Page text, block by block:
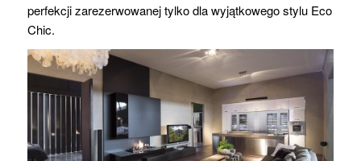
perfekcji zarezerwowanej tylko dla wyjątkowego stylu Eco
Chic.